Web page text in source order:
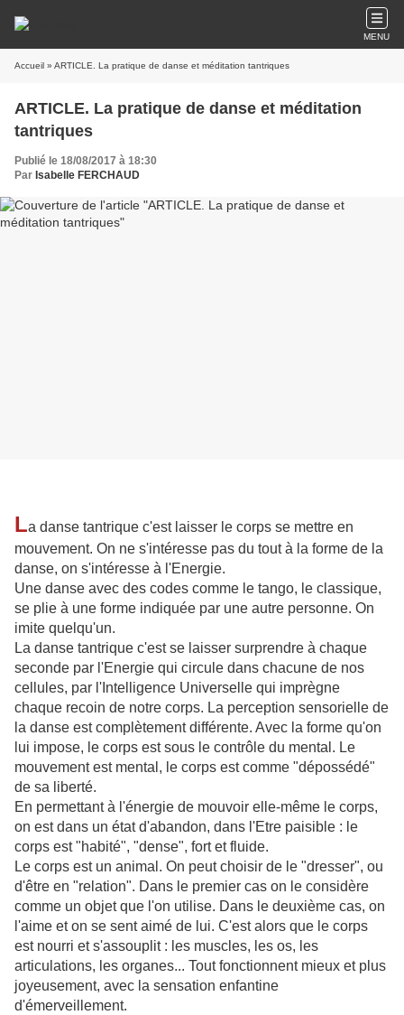
MENU
Accueil » ARTICLE. La pratique de danse et méditation tantriques
ARTICLE. La pratique de danse et méditation
tantriques
Publié le 18/08/2017 à 18:30
Par Isabelle FERCHAUD
La danse tantrique c'est laisser le corps se mettre en
mouvement. On ne s'intéresse pas du tout à la forme de la
danse, on s'intéresse à l'Energie.
Une danse avec des codes comme le tango, le classique,
se plie à une forme indiquée par une autre personne. On
imite quelqu'un.
La danse tantrique c'est se laisser surprendre à chaque
seconde par l'Energie qui circule dans chacune de nos
cellules, par l'Intelligence Universelle qui imprègne
chaque recoin de notre corps. La perception sensorielle de
la danse est complètement différente. Avec la forme qu'on
lui impose, le corps est sous le contrôle du mental. Le
mouvement est mental, le corps est comme "dépossédé"
de sa liberté.
En permettant à l'énergie de mouvoir elle-même le corps,
on est dans un état d'abandon, dans l'Etre paisible : le
corps est "habité", "dense", fort et fluide.
Le corps est un animal. On peut choisir de le "dresser", ou
d'être en "relation". Dans le premier cas on le considère
comme un objet que l'on utilise. Dans le deuxième cas, on
l'aime et on se sent aimé de lui. C'est alors que le corps
est nourri et s'assouplit : les muscles, les os, les
articulations, les organes... Tout fonctionnent mieux et plus
joyeusement, avec la sensation enfantine
d'émerveillement.